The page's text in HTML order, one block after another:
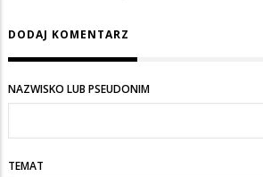
DODAJ KOMENTARZ
NAZWISKO LUB PSEUDONIM
TEMAT